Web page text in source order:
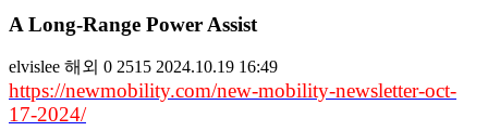
A Long-Range Power Assist
elvislee 해외 0 2515 2024.10.19 16:49
https://newmobility.com/new-mobility-newsletter-oct-
17-2024/